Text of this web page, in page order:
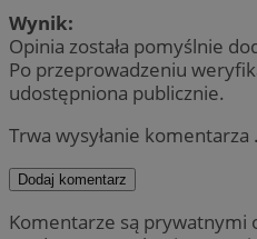
Wynik:
Opinia została pomyślnie
Po przeprowadzeniu
udostępniona publicznie.
Trwa wysyłanie komentarza
Dodaj komentarz
Komentarze są prywatnymi